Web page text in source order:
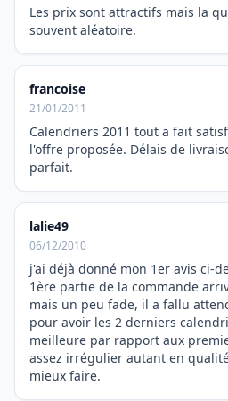
Les prix sont attractifs mais la
souvent aléatoire.
francoise
21/01/2011
Calendriers 2011 tout a fait
l'offre proposée. Délais de
parfait.
lalie49
06/12/2010
j'ai déjà donné mon 1er avis ci-
1ère partie de la commande
mais un peu fade, il a fallu
pour avoir les 2 derniers
meilleure par rapport aux
assez irrégulier autant en
mieux faire.